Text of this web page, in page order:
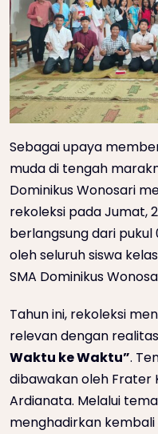
Sebagai upaya
muda di tengah
Dominikus Wonosari
rekoleksi pada Jumat,
berlangsung dari pukul
oleh seluruh siswa
SMA Dominikus
Tahun ini, rekoleksi
relevan dengan
Waktu ke Waktu”.
dibawakan oleh Frater
Ardianata. Melalui
menghadirkan kembali